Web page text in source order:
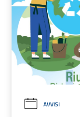
AVVISI